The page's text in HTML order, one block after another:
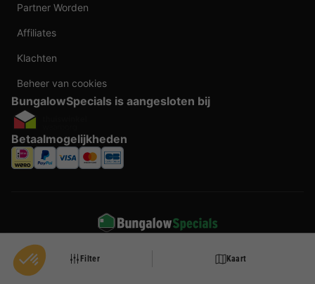
Filter Kaart
Partner Worden
Affiliates
Klachten
Beheer van cookies
BungalowSpecials is aangesloten bij
Betaalmogelijkheden